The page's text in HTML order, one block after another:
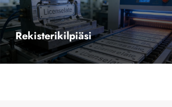
Rekisterikilpiäsi